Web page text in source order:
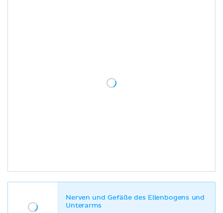
Nerven und Gefäße des Ellenbogens und
Unterarms